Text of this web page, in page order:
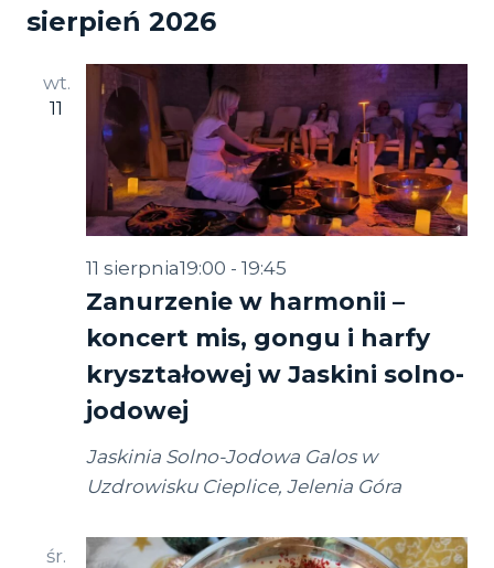
po
i
datę.
sierpień 2026
wt.
11
Zanurzenie w harmonii –
koncert mis, gongu i harfy
kryształowej w Jaskini solno-
jodowej
11 sierpnia19:00 - 19:45
Jaskinia Solno-Jodowa Galos w
Uzdrowisku Cieplice, Jelenia Góra
śr.